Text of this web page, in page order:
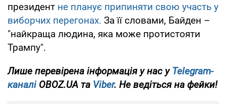
президент не планує припиняти свою участь у
виборчих перегонах. За її словами, Байден –
"найкраща людина, яка може протистояти
Трампу".
Лише перевірена інформація у нас уTelegram-
каналіOBOZ.UA та Viber. Не ведіться на фейки!